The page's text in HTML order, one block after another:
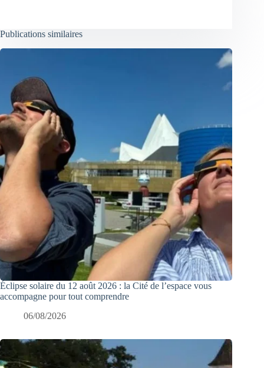
Publications similaires
Éclipse solaire du 12 août 2026 : la Cité de l’espace vous
accompagne pour tout comprendre
06/08/2026